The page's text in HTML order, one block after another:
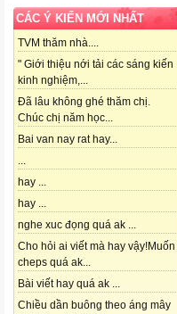
CÁC Ý KIẾN MỚI NHẤT
TVM thăm nhà....
" Giới thiệu nới tải các sáng kiến
kinh nghiệm,...
Đã lâu không ghé thăm chị.
Chúc chị năm học...
Bai van nay rat hay...
...
hay ...
hay ...
nghe xuc đọng quá ak ...
Cho hỏi ai viết mà hay vậy!Muốn
cheps quá ak...
Bài viết hay quá ak ...
Chiều dần buông theo áng mây